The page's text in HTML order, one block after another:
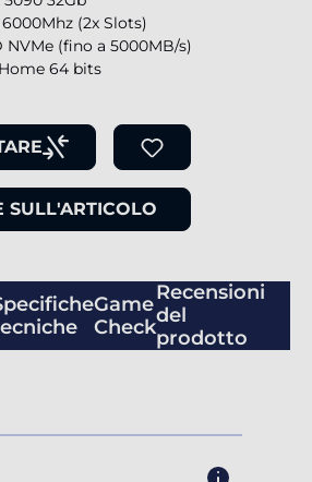
(2x Slots)
NVMe (fino a 5000MB/s)
64 bits
SULL'ARTICOLO
Game
Check
Recensioni
del
prodotto